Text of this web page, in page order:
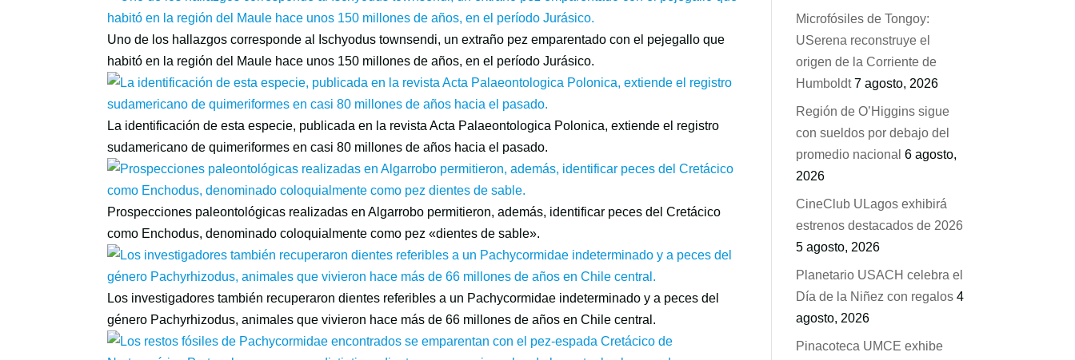
Uno de los hallazgos corresponde al Ischyodus townsendi, un extraño pez emparentado con el pejegallo que
habitó en la región del Maule hace unos 150 millones de años, en el período Jurásico.
La identificación de esta especie, publicada en la revista Acta Palaeontologica Polonica, extiende el registro
sudamericano de quimeriformes en casi 80 millones de años hacia el pasado.
Prospecciones paleontológicas realizadas en Algarrobo permitieron, además, identificar peces del Cretácico
como Enchodus, denominado coloquialmente como pez «dientes de sable».
Los investigadores también recuperaron dientes referibles a un Pachycormidae indeterminado y a peces del
género Pachyrhizodus, animales que vivieron hace más de 66 millones de años en Chile central.
Microfósiles de Tongoy:
USerena reconstruye el
origen de la Corriente de
Humboldt 7 agosto, 2026
Región de O’Higgins sigue
con sueldos por debajo del
promedio nacional 6 agosto,
2026
CineClub ULagos exhibirá
estrenos destacados de 2026
5 agosto, 2026
Planetario USACH celebra el
Día de la Niñez con regalos 4
agosto, 2026
Pinacoteca UMCE exhibe